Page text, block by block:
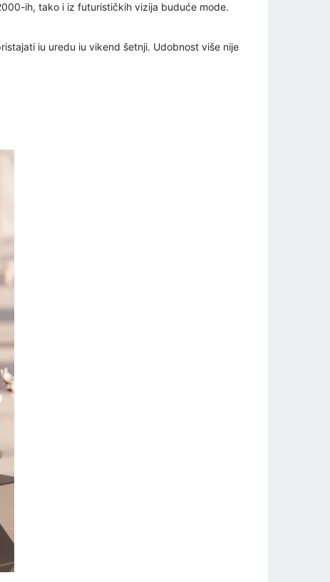
ih, tako i iz futurističkih vizija buduće mode.
iu uredu iu vikend šetnji. Udobnost više nije